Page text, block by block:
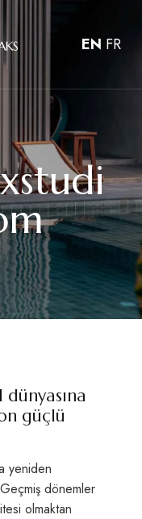
EN FR
güçlü
yeniden
dönemler
olmaktan